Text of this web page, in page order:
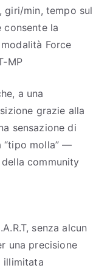
giri/min, tempo sul
consente la
Force
MP
a una
grazie alla
sensazione di
“tipo molla” —
community
senza alcun
una precisione
illimitata